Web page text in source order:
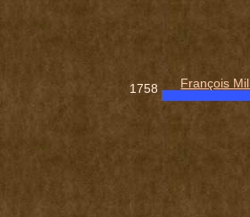
1758 François